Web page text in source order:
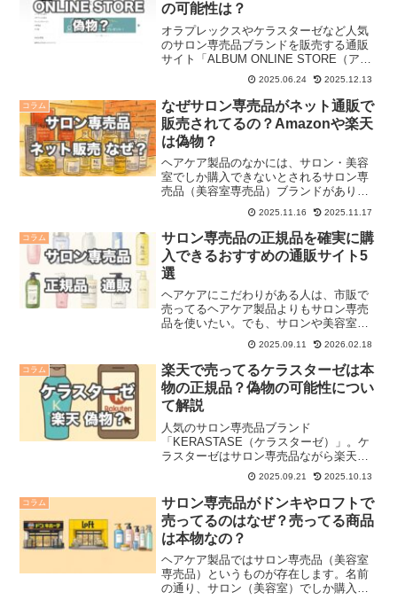
の可能性は？
オラプレックスやケラスターゼなど人気
のサロン専売品ブランドを販売する通販
サイト「ALBUM ONLINE STORE（アル
バムオンラインストア）」。公式通販の
ほか、楽天市場にもショップを出店して
おり、サロン専売品を販売しています
が、 「AL...
2025.06.24 2025.12.13
コラム
なぜサロン専売品がネット通販で
販売されてるの？Amazonや楽天
は偽物？
ヘアケア製品のなかには、サロン・美容
室でしか購入できないとされるサロン専
売品（美容室専売品）ブランドがありま
す。そんな、サロン専売品ブランドのヘ
アケア製品が最近はネット通販で売られ
ているのをよく目にします。 サロン専売
品がネット通販で売られ...
2025.11.16 2025.11.17
コラム
サロン専売品の正規品を確実に購
入できるおすすめの通販サイト5
選
ヘアケアにこだわりがある人は、市販で
売ってるヘアケア製品よりもサロン専売
品を使いたい。でも、サロンや美容室で
購入するのはハードルが高い。そんな人
には、ネット通販が便利です。しかし、
ネット通販でサロン専売品を購入するの
は偽物や非正規品が怖いと...
2025.09.11 2026.02.18
コラム
楽天で売ってるケラスターゼは本
物の正規品？偽物の可能性につい
て解説
人気のサロン専売品ブランド
「KERASTASE（ケラスターゼ）」。ケ
ラスターゼはサロン専売品ながら楽天市
場でも売っていて気軽に購入することが
できますが、 楽天で売ってるケラスター
ゼは本物なの？ 楽天で売ってるケラスタ
ーゼが偽物の可能性は？ ...
2025.09.21 2025.10.13
コラム
サロン専売品がドンキやロフトで
売ってるのはなぜ？売ってる商品
は本物なの？
ヘアケア製品ではサロン専売品（美容室
専売品）というものが存在します。名前
の通り、サロン（美容室）でしか購入で